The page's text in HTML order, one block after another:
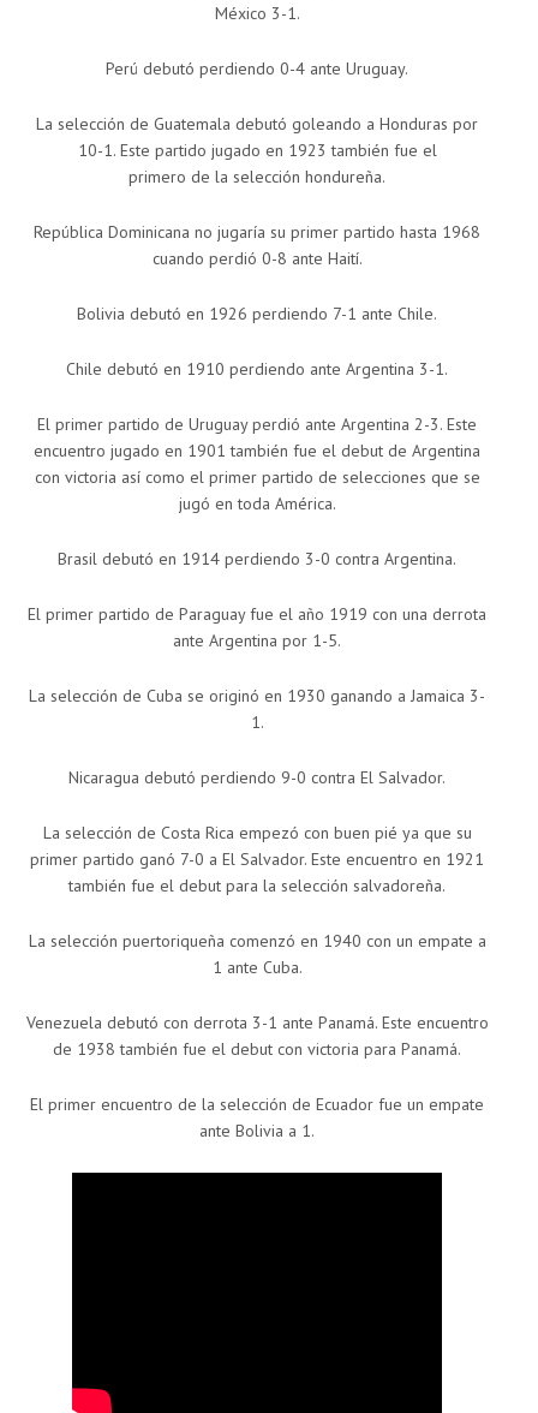
México 3-1.
Perú debutó perdiendo 0-4 ante Uruguay.
La selección de Guatemala debutó goleando a Honduras por
10-1. Este partido jugado en 1923 también fue el
primero de la selección hondureña.
República Dominicana no jugaría su primer partido hasta 1968
cuando perdió 0-8 ante Haití.
Bolivia debutó en 1926 perdiendo 7-1 ante Chile.
Chile debutó en 1910 perdiendo ante Argentina 3-1.
El primer partido de Uruguay perdió ante Argentina 2-3. Este
encuentro jugado en 1901 también fue el debut de Argentina
con victoria así como el primer partido de selecciones que se
jugó en toda América.
Brasil debutó en 1914 perdiendo 3-0 contra Argentina.
El primer partido de Paraguay fue el año 1919 con una derrota
ante Argentina por 1-5.
La selección de Cuba se originó en 1930 ganando a Jamaica 3-
1.
Nicaragua debutó perdiendo 9-0 contra El Salvador.
La selección de Costa Rica empezó con buen pié ya que su
primer partido ganó 7-0 a El Salvador. Este encuentro en 1921
también fue el debut para la selección salvadoreña.
La selección puertoriqueña comenzó en 1940 con un empate a
1 ante Cuba.
Venezuela debutó con derrota 3-1 ante Panamá. Este encuentro
de 1938 también fue el debut con victoria para Panamá.
El primer encuentro de la selección de Ecuador fue un empate
ante Bolivia a 1.